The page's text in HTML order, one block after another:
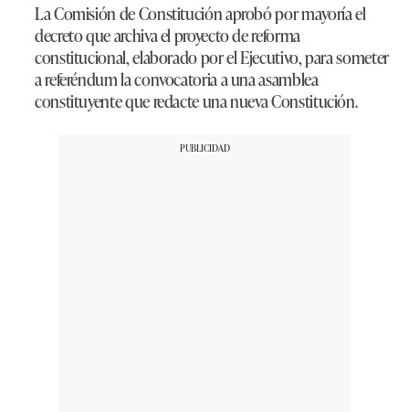
La Comisión de Constitución aprobó por mayoría el
decreto que archiva el proyecto de reforma
constitucional, elaborado por el Ejecutivo, para someter
a referéndum la convocatoria a una asamblea
constituyente que redacte una nueva Constitución.